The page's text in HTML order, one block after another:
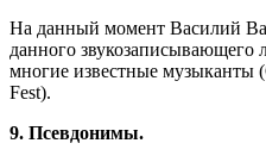
На данный момент Василий
данного звукозаписывающего
многие известные
Fest).
9. Псевдонимы.